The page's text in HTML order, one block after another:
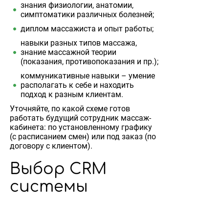
знания физиологии, анатомии,
симптоматики различных болезней;
диплом массажиста и опыт работы;
навыки разных типов массажа,
знание массажной теории
(показания, противопоказания и пр.);
коммуникативные навыки – умение
располагать к себе и находить
подход к разным клиентам.
Уточняйте, по какой схеме готов
работать будущий сотрудник массаж-
кабинета: по установленному графику
(с расписанием смен) или под заказ (по
договору с клиентом).
Выбор CRM
системы